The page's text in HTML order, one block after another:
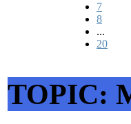
7
8
...
20
TOPIC: